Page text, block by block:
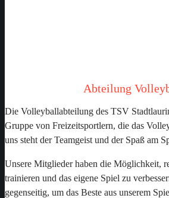
Abteilung
Die Volleyballabteilung des TSV
Gruppe von Freizeitsportlern, die das
uns steht der Teamgeist und der Spaß am
Unsere Mitglieder haben die Möglichkeit,
trainieren und das eigene Spiel zu
gegenseitig, um das Beste aus unserem